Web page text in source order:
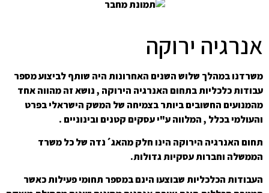
אנרגיה ירוקה
משרדנו במהלך שלוש השנים האחרונות היה שותף לביצוע מספר
עבודות כלכליות בתחום האנרגיה הירוקה , נושא זה מהווה אחד
מהמנועים החשובים ביותר בצמיחה של המשק הישראלי בפרט
והעולמי בכלל , המלווה ע"י עסקים קטנים ובינוניים .
תחום האנרגיה הירוקה הינו חלק מהאג´נדה של כל משרד
הממשלה וחברות עסקיות גדולות.
העבודות הכלכליות שבוצעו הינם במספר תחומי פעילות כאשר